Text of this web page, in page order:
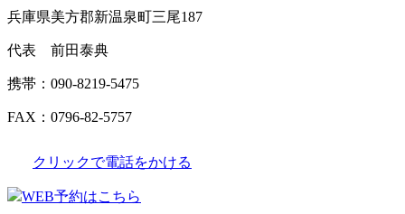
兵庫県美方郡新温泉町三尾187
代表 前田泰典
携帯：090-8219-5475
FAX：0796-82-5757
クリックで電話をかける
WEB予約はこちら